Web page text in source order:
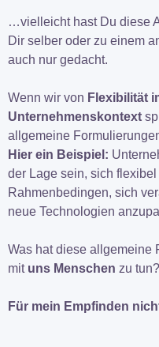
…vielleicht hast Du diese
Dir selber oder zu einem
auch nur gedacht.
Wenn wir von Flexibilität
Unternehmenskontext
allgemeine
Hier ein Beispiel:
der Lage sein, sich
Rahmenbedingen, sich
neue Technologien
Was hat diese allgemeine
mit uns Menschen zu tun?
Für mein Empfinden